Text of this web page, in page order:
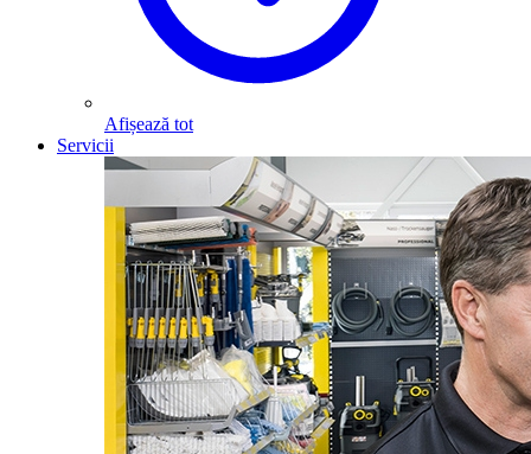
Afișează tot
Servicii